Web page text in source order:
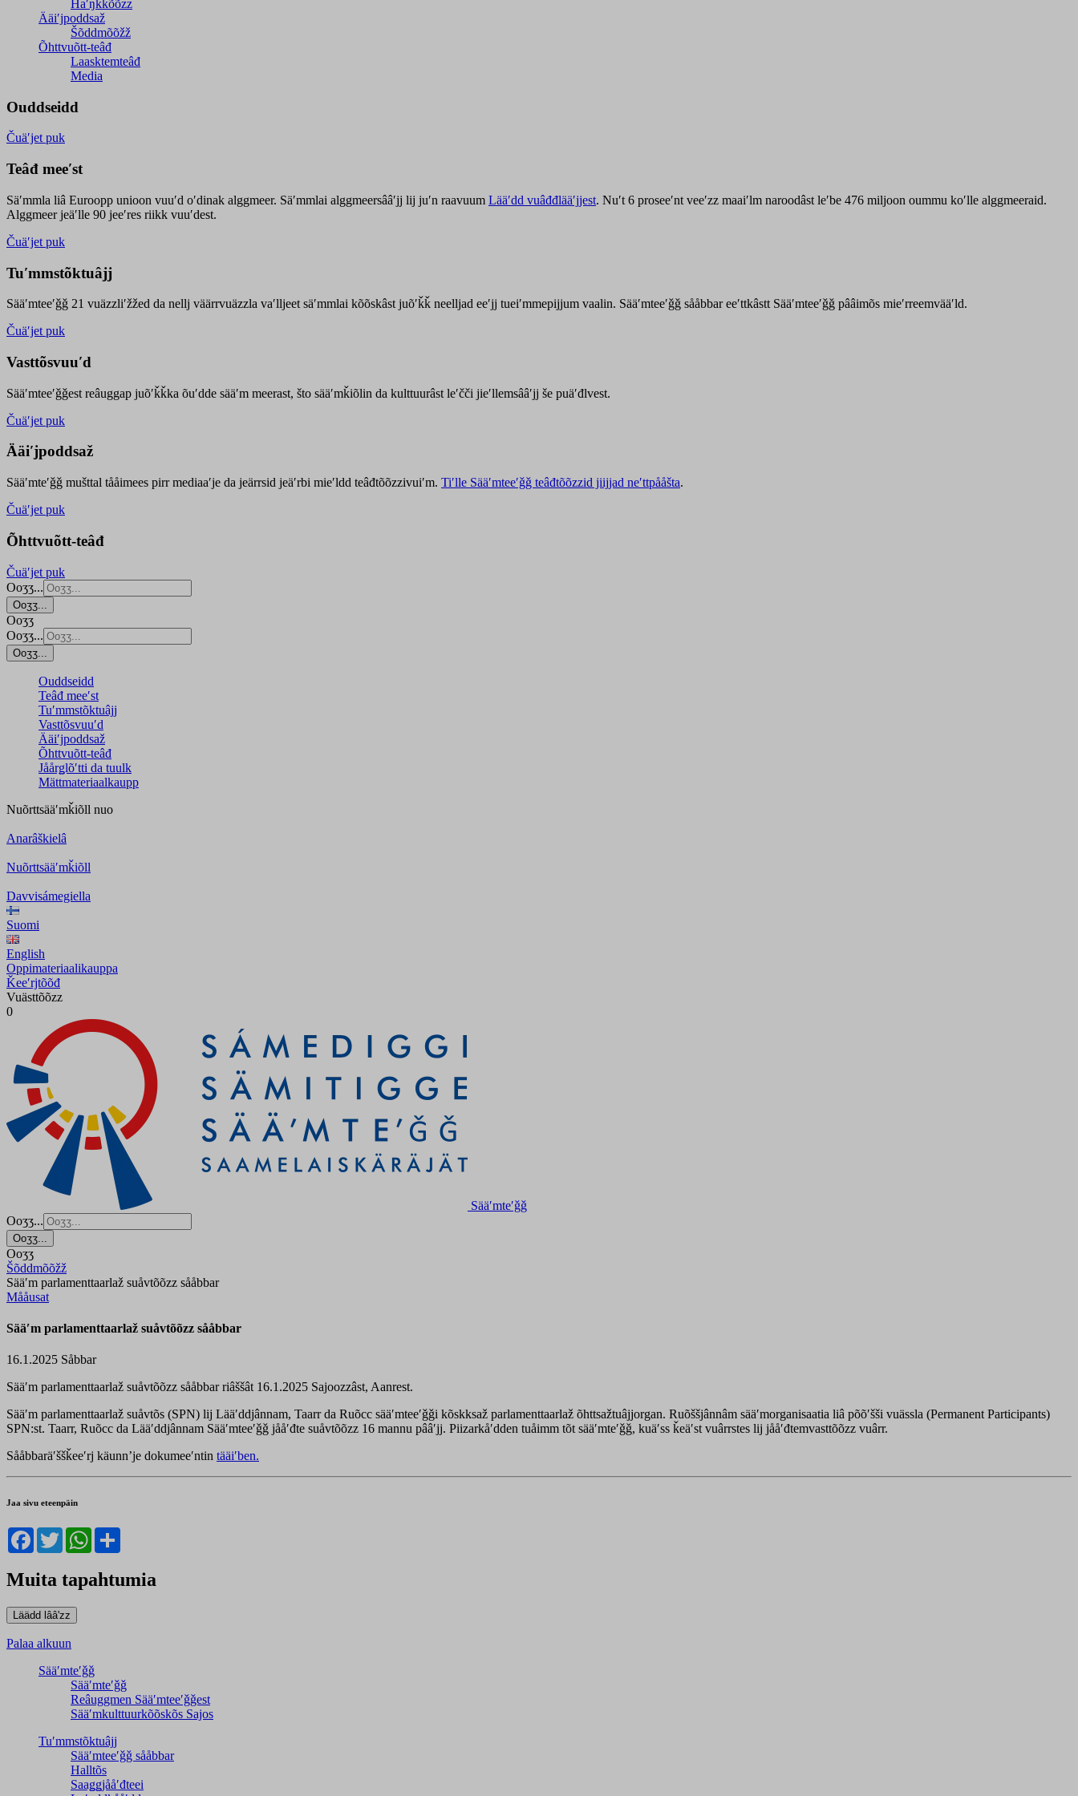
Haʹŋǩǩõõzz
Ääiʹjpoddsaž
Šõddmõõžž
Õhttvuõtt-teâđ
Laasktemteâđ
Media
Ouddseidd
Čuäʹjet puk
Teâđ meeʹst
Säʹmmla liâ Euroopp unioon vuuʹd oʹdinak alggmeer. Säʹmmlai alggmeersââʹjj lij juʹn raavuum Lääʹdd vuâđđlääʹjjest. Nuʹt 6 proseeʹnt veeʹzz maaiʹlm naroodâst leʹbe 476 miljoon oummu koʹlle alggmeeraid.
Alggmeer jeäʹlle 90 jeeʹres riikk vuuʹdest.
Čuäʹjet puk
Tuʹmmstõktuâjj
Sääʹmteeʹǧǧ 21 vuäzzliʹžžed da nellj väärrvuäzzla vaʹlljeet säʹmmlai kõõskâst juõʹǩǩ neelljad eeʹjj tueiʹmmepijjum vaalin. Sääʹmteeʹǧǧ sååbbar eeʹttkâstt Sääʹmteeʹǧǧ pââimõs mieʹrreemvääʹld.
Čuäʹjet puk
Vasttõsvuuʹd
Sääʹmteeʹǧǧest reâuggap juõʹǩǩka õuʹdde sääʹm meerast, što sääʹmǩiõlin da kulttuurâst leʹčči jieʹllemsââʹjj še puäʹđlvest.
Čuäʹjet puk
Ääiʹjpoddsaž
Sääʹmteʹǧǧ mušttal tååimees pirr mediaaʹje da jeärrsid jeäʹrbi mieʹldd teâđtõõzzivuiʹm. Tiʹlle Sääʹmteeʹǧǧ teâđtõõzzid jiijjad neʹttpååšta.
Čuäʹjet puk
Õhttvuõtt-teâđ
Čuäʹjet puk
Ooʒʒ...
Ooʒʒ...
Ooʒʒ
Ooʒʒ...
Ooʒʒ...
Ouddseidd
Teâđ meeʹst
Tuʹmmstõktuâjj
Vasttõsvuuʹd
Ääiʹjpoddsaž
Õhttvuõtt-teâđ
Jåårǥlõʹtti da tuulk
Mättmateriaalkaupp
Nuõrttsääʹmǩiõll nuo
Anarâškielâ
Nuõrttsääʹmǩiõll
Davvisámegiella
Suomi
English
Oppimateriaalikauppa
Ǩeeʹrjtõõđ
Vuästtõõzz
0
Sääʹmteʹǧǧ
Ooʒʒ...
Ooʒʒ...
Ooʒʒ
Šõddmõõžž
Sääʹm parlamenttaarlaž suåvtõõzz sååbbar
Mååusat
Sääʹm parlamenttaarlaž suåvtõõzz sååbbar
16.1.2025 Såbbar
Sääʹm parlamenttaarlaž suåvtõõzz sååbbar riâššât 16.1.2025 Sajoozzâst, Aanrest.
Sääʹm parlamenttaarlaž suåvtõs (SPN) lij Lääʹddjânnam, Taarr da Ruõcc sääʹmteeʹǧǧi kõskksaž parlamenttaarlaž õhttsažtuâjjorgan. Ruõššjânnâm sääʹmorganisaatia liâ põõʹšši vuässla (Permanent Participants)
SPN:st. Taarr, Ruõcc da Lääʹddjânnam Sääʹmteeʹǧǧ jååʹđte suåvtõõzz 16 mannu pââʹjj. Piizarkåʹdden tuåimm tõt sääʹmteʹǧǧ, kuäʹss ǩeäʹst vuârrstes lij jååʹđtemvasttõõzz vuârr.
Sååbbaräʹššǩeeʹrj käunnʼje dokumeeʹntin tääiʹben.
Jaa sivu eteenpäin
Facebook
TwitterWhatsApp
Muita tapahtumia
Palaa alkuun
Sääʹmteʹǧǧ
Sääʹmteʹǧǧ
Reâuggmen Sääʹmteeʹǧǧest
Sääʹmkulttuurkõõskõs Sajos
Tuʹmmstõktuâjj
Sääʹmteeʹǧǧ sååbbar
Halltõs
Saaǥǥjååʹđteei